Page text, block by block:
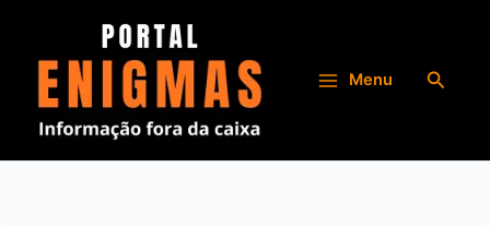
conteúdo
Menu